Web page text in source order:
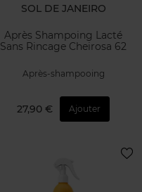
SOL DE JANEIRO
Après Shampoing Lacté
Sans Rincage Cheirosa 62
Après-shampooing
27,90 € Ajouter